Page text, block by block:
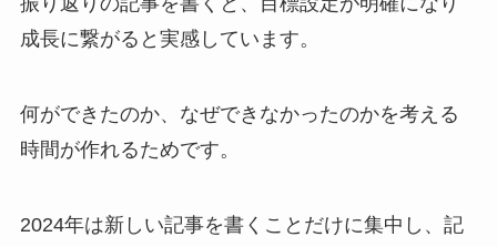
成長に繋がると実感しています。
何ができたのか、なぜできなかったのかを考える
時間が作れるためです。
2024年は新しい記事を書くことだけに集中し、記